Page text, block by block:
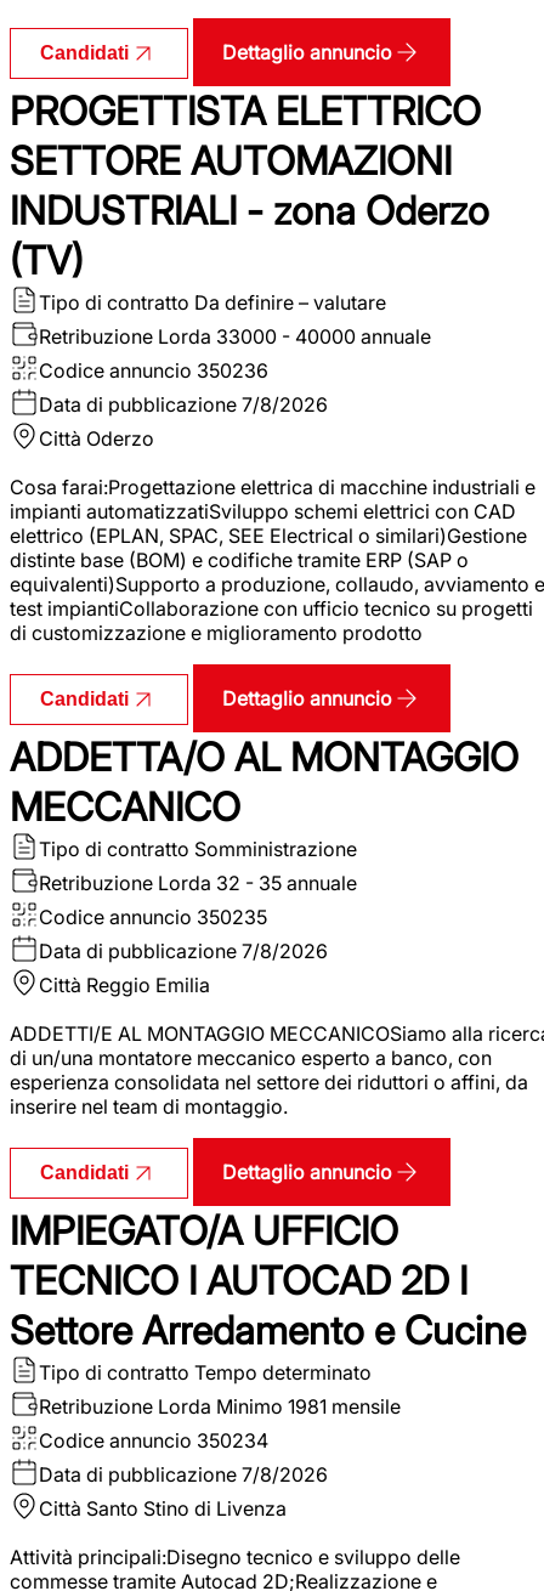
Candidati Dettaglio annuncio
PROGETTISTA ELETTRICO
SETTORE AUTOMAZIONI
INDUSTRIALI - zona Oderzo
(TV)
Tipo di contratto Da definire – valutare
Retribuzione Lorda 33000 - 40000 annuale
Codice annuncio 350236
Data di pubblicazione 7/8/2026
Città Oderzo
Cosa farai:Progettazione elettrica di macchine industriali e
impianti automatizzatiSviluppo schemi elettrici con CAD
elettrico (EPLAN, SPAC, SEE Electrical o similari)Gestione
distinte base (BOM) e codifiche tramite ERP (SAP o
equivalenti)Supporto a produzione, collaudo, avviamento e
test impiantiCollaborazione con ufficio tecnico su progetti
di customizzazione e miglioramento prodotto
Candidati Dettaglio annuncio
ADDETTA/O AL MONTAGGIO
MECCANICO
Tipo di contratto Somministrazione
Retribuzione Lorda 32 - 35 annuale
Codice annuncio 350235
Data di pubblicazione 7/8/2026
Città Reggio Emilia
ADDETTI/E AL MONTAGGIO MECCANICOSiamo alla
di un/una montatore meccanico esperto a banco, con
esperienza consolidata nel settore dei riduttori o affini, da
inserire nel team di montaggio.
Candidati Dettaglio annuncio
IMPIEGATO/A UFFICIO
TECNICO I AUTOCAD 2D I
Settore Arredamento e Cucine
Tipo di contratto Tempo determinato
Retribuzione Lorda Minimo 1981 mensile
Codice annuncio 350234
Data di pubblicazione 7/8/2026
Città Santo Stino di Livenza
Attività principali:Disegno tecnico e sviluppo delle
commesse tramite Autocad 2D;Realizzazione e